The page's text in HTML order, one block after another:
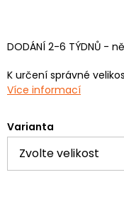
DODÁNÍ 2-6 TÝDNŮ -
K určení správné
Více informací
Varianta